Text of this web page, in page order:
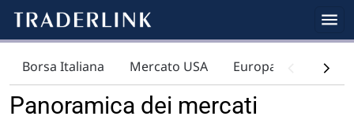
Borsa Italiana Mercato USA Europa Indici
Panoramica dei mercati